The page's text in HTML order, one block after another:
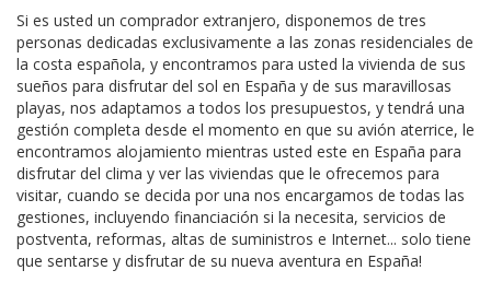
Si es usted un comprador extranjero, disponemos de tres
personas dedicadas exclusivamente a las zonas residenciales de
la costa española, y encontramos para usted la vivienda de sus
sueños para disfrutar del sol en España y de sus maravillosas
playas, nos adaptamos a todos los presupuestos, y tendrá una
gestión completa desde el momento en que su avión aterrice, le
encontramos alojamiento mientras usted este en España para
disfrutar del clima y ver las viviendas que le ofrecemos para
visitar, cuando se decida por una nos encargamos de todas las
gestiones, incluyendo financiación si la necesita, servicios de
postventa, reformas, altas de suministros e Internet... solo tiene
que sentarse y disfrutar de su nueva aventura en España!